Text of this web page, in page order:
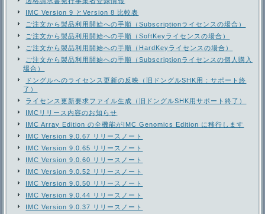
IMC Version 9 とVersion 8 比較表
ご注文から製品利用開始への手順（Subscriptionライセンスの場合）
ご注文から製品利用開始への手順（SoftKeyライセンスの場合）
ご注文から製品利用開始への手順（HardKeyライセンスの場合）
ご注文から製品利用開始への手順（Subscriptionライセンスの個人購入
場合）
ドングルへのライセンス更新の反映（旧ドングルSHK用：サポート終
了）
ライセンス更新要求ファイル生成（旧ドングルSHK用サポート終了）
IMCリリース内容のお知らせ
IMC Array Edition の全機能がIMC Genomics Edition に移行します
IMC Version 9.0.67 リリースノート
IMC Version 9.0.65 リリースノート
IMC Version 9.0.60 リリースノート
IMC Version 9.0.52 リリースノート
IMC Version 9.0.50 リリースノート
IMC Version 9.0.44 リリースノート
IMC Version 9.0.37 リリースノート